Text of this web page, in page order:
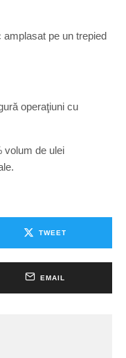
amplasat pe un trepied
operaţiuni cu
volum de ulei
TWEET
EMAIL